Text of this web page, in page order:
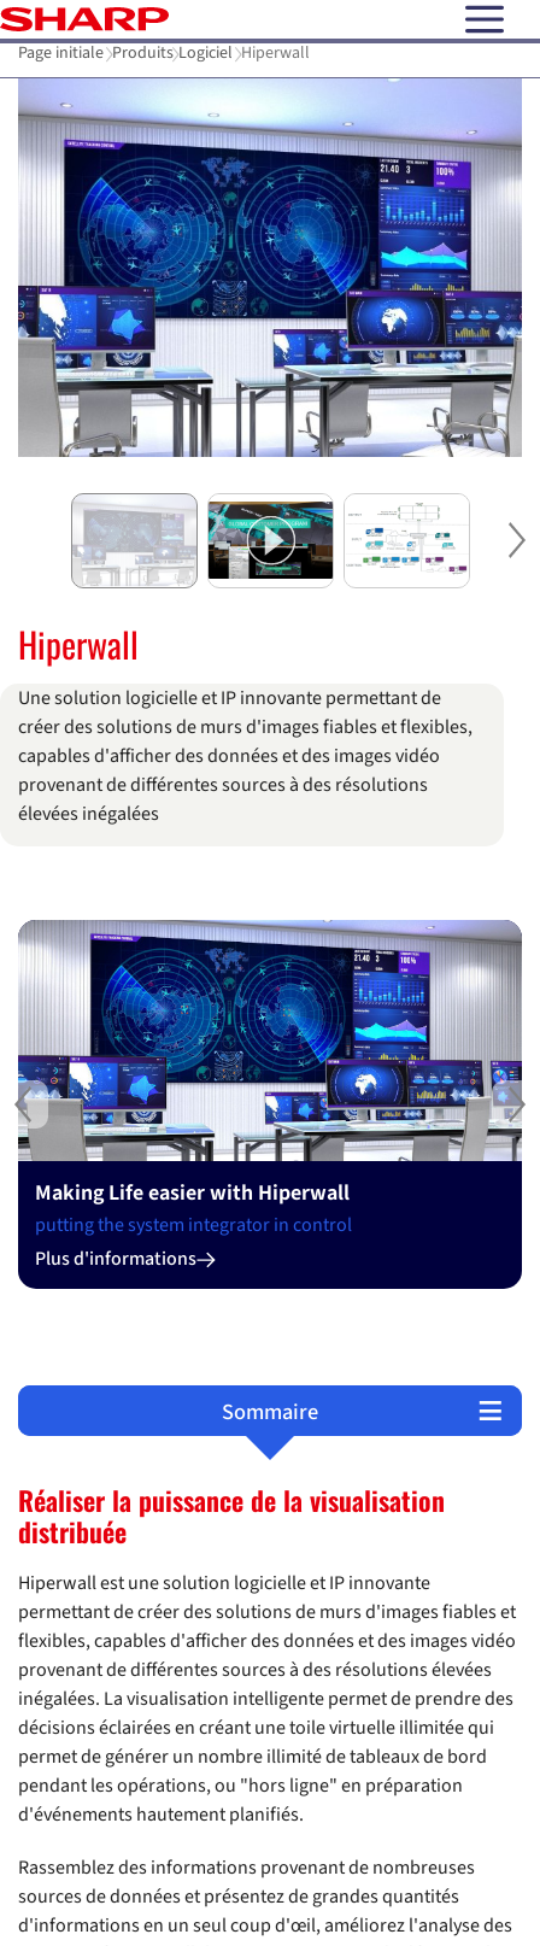
open
Page initiale Produits Logiciel Hiperwall
Hiperwall
Une solution logicielle et IP innovante permettant de
créer des solutions de murs d'images fiables et flexibles,
capables d'afficher des données et des images vidéo
provenant de différentes sources à des résolutions
élevées inégalées
Previous
Making Life easier with Hiperwall
putting the system integrator in control
Plus d'informations
Sommaire
Configuration du système
Documents
Produits
Réaliser la puissance de la visualisation
distribuée
Hiperwall est une solution logicielle et IP innovante
permettant de créer des solutions de murs d'images fiables et
flexibles, capables d'afficher des données et des images vidéo
provenant de différentes sources à des résolutions élevées
inégalées. La visualisation intelligente permet de prendre des
décisions éclairées en créant une toile virtuelle illimitée qui
permet de générer un nombre illimité de tableaux de bord
pendant les opérations, ou "hors ligne" en préparation
d'événements hautement planifiés.
Rassemblez des informations provenant de nombreuses
sources de données et présentez de grandes quantités
d'informations en un seul coup d'œil, améliorez l'analyse des